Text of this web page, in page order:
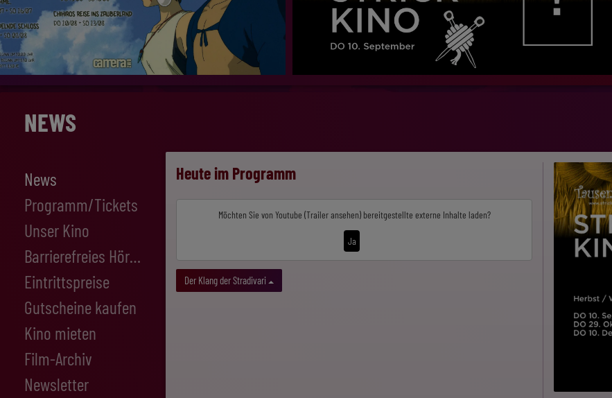
NEWS
News
Programm/Tickets
Komplettes Programm
Anime Sommer
Best of Cinema
Cispa Cyber Cinema
Royal Ballet & Opera
Solo@camerazwo
Der Wahnsinn
Publikumsgespräch
Frauen im Fokus
Vorschau
Unser Kino
Unsere Säle
Nostalgie Barrierefreies Hören
Kompatible Geräte
Eintrittspreise
Gutscheine kaufen
Kino mieten
Film-Archiv
Newsletter
Heute im Programm
Möchten Sie von Youtube (Trailer ansehen)bereitgestellte externe Inhalte laden?
Ja
Der Klang der Stradivari